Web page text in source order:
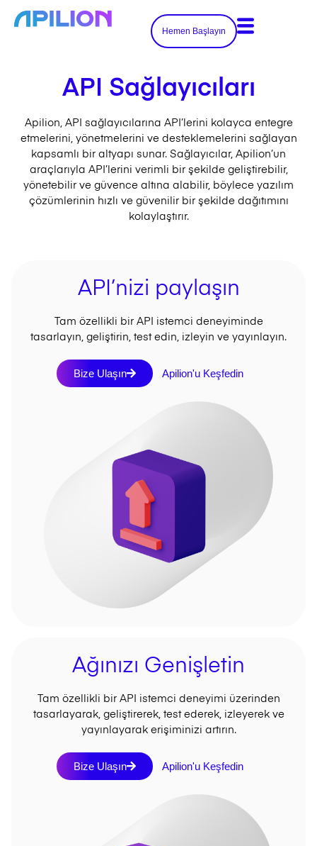
Hemen Başlayın
API Sağlayıcıları
Apilion, API sağlayıcılarına API’lerini kolayca entegre
etmelerini, yönetmelerini ve desteklemelerini sağlayan
kapsamlı bir altyapı sunar. Sağlayıcılar, Apilion’un
araçlarıyla API’lerini verimli bir şekilde geliştirebilir,
yönetebilir ve güvence altına alabilir, böylece yazılım
çözümlerinin hızlı ve güvenilir bir şekilde dağıtımını
kolaylaştırır.
API’nizi paylaşın
Tam özellikli bir API istemci deneyiminde
tasarlayın, geliştirin, test edin, izleyin ve yayınlayın.
Bize Ulaşın Apilion'u Keşfedin
Ağınızı Genişletin
Tam özellikli bir API istemci deneyimi üzerinden
tasarlayarak, geliştirerek, test ederek, izleyerek ve
yayınlayarak erişiminizi artırın.
Bize Ulaşın Apilion'u Keşfedin